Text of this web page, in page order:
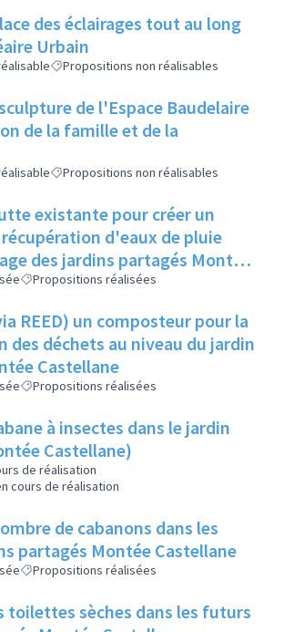
des éclairages tout au long
Urbain
Propositions non réalisables
de l'Espace Baudelaire
de la famille et de la
Propositions non réalisables
existante pour créer un
d'eaux de pluie
des jardins partagés Montée
Propositions réalisées
REED) un composteur pour la
des déchets au niveau du jardin
Castellane
Propositions réalisées
à insectes dans le jardin
Castellane)
de réalisation
cours de réalisation
de cabanons dans les
partagés Montée Castellane
Propositions réalisées
toilettes sèches dans les futurs